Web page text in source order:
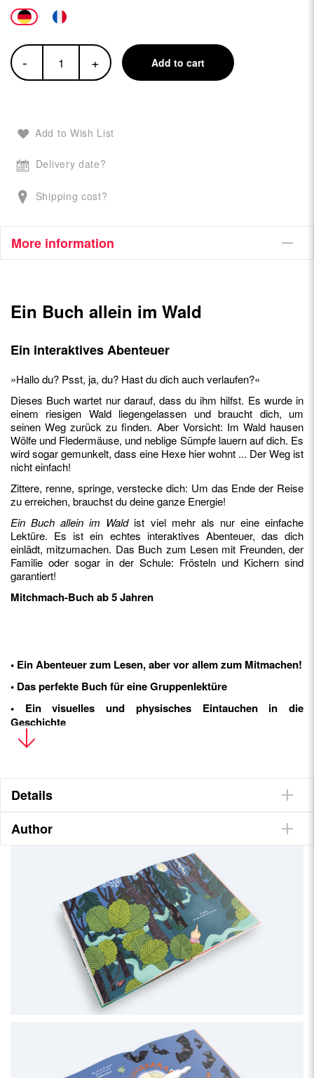
- + Add to cart
Add to Wish List
Delivery date?
Shipping cost?
More information
Ein Buch allein im Wald
Ein interaktives Abenteuer
»Hallo du? Psst, ja, du? Hast du dich auch verlaufen?«
Dieses Buch wartet nur darauf, dass du ihm hilfst. Es wurde in
einem riesigen Wald liegengelassen und braucht dich, um
seinen Weg zurück zu finden. Aber Vorsicht: Im Wald hausen
Wölfe und Fledermäuse, und neblige Sümpfe lauern auf dich. Es
wird sogar gemunkelt, dass eine Hexe hier wohnt ... Der Weg ist
nicht einfach!
Zittere, renne, springe, verstecke dich: Um das Ende der Reise
zu erreichen, brauchst du deine ganze Energie!
Ein Buch allein im Waldist viel mehr als nur eine einfache
Lektüre. Es ist ein echtes interaktives Abenteuer, das dich
einlädt, mitzumachen. Das Buch zum Lesen mit Freunden, der
Familie oder sogar in der Schule: Frösteln und Kichern sind
garantiert!
Mitchmach-Buch ab 5 Jahren
• Ein Abenteuer zum Lesen, aber vor allem zum Mitmachen!
• Das perfekte Buch für eine Gruppenlektüre
• Ein visuelles und physisches Eintauchen in die
Geschichte
• Ein überraschendes Ende
Details
Author